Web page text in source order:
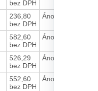
bez DPH
236,80
bez DPH
Áno
582,60
bez DPH
Áno
526,29
bez DPH
Áno
552,60
bez DPH
Áno